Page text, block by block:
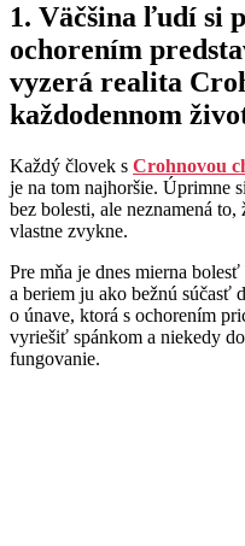
1. Väčšina ľudí si
ochorením
vyzerá realita
každodennom
Každý človek s Crohnovou
je na tom najhoršie. Úprimne
bez bolesti, ale neznamená
vlastne zvykne.
Pre mňa je dnes mierna
a beriem ju ako bežnú súčasť
o únave, ktorá s ochorením
vyriešiť spánkom a niekedy
fungovanie.